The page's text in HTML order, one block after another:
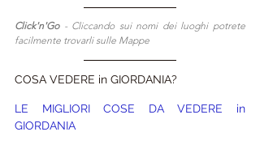
Click'n'Go - Cliccando sui nomi dei luoghi potrete
facilmente trovarli sulle Mappe
COSA VEDERE in GIORDANIA?
GIORDANIA